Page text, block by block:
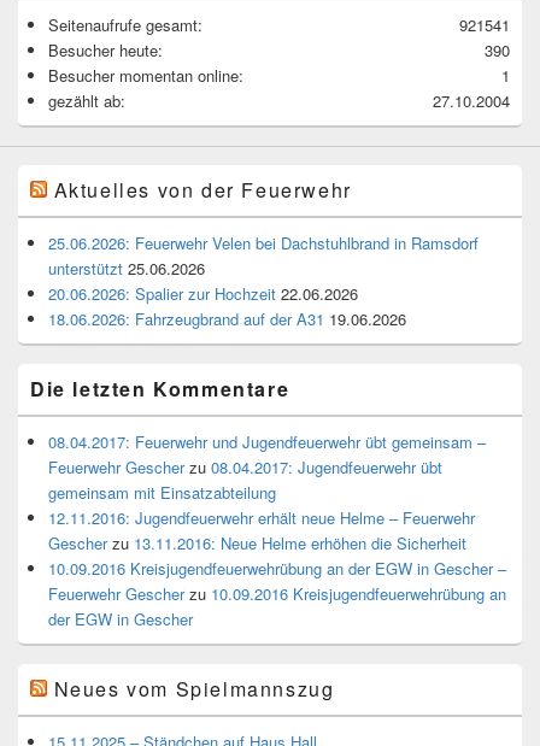
921541
Seitenaufrufe gesamt:
390
Besucher heute:
1
Besucher momentan online:
27.10.2004
gezählt ab:
Aktuelles von der Feuerwehr
25.06.2026: Feuerwehr Velen bei Dachstuhlbrand in Ramsdorf
unterstützt 25.06.2026
20.06.2026: Spalier zur Hochzeit 22.06.2026
18.06.2026: Fahrzeugbrand auf der A31 19.06.2026
Die letzten Kommentare
08.04.2017: Feuerwehr und Jugendfeuerwehr übt gemeinsam –
Feuerwehr Gescherzu 08.04.2017: Jugendfeuerwehr übt
gemeinsam mit Einsatzabteilung
12.11.2016: Jugendfeuerwehr erhält neue Helme – Feuerwehr
Gescherzu 13.11.2016: Neue Helme erhöhen die Sicherheit
10.09.2016 Kreisjugendfeuerwehrübung an der EGW in Gescher –
Feuerwehr Gescherzu 10.09.2016 Kreisjugendfeuerwehrübung an
der EGW in Gescher
Neues vom Spielmannszug
15.11.2025 – Ständchen auf Haus Hall